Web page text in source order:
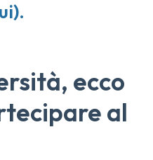
).
ecco
al